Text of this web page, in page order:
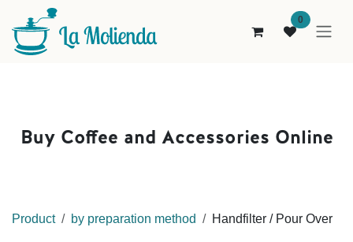
Ir al contenido
0
Buy Coffee and Accessories Online
Product by preparation method Handfilter / Pour Over